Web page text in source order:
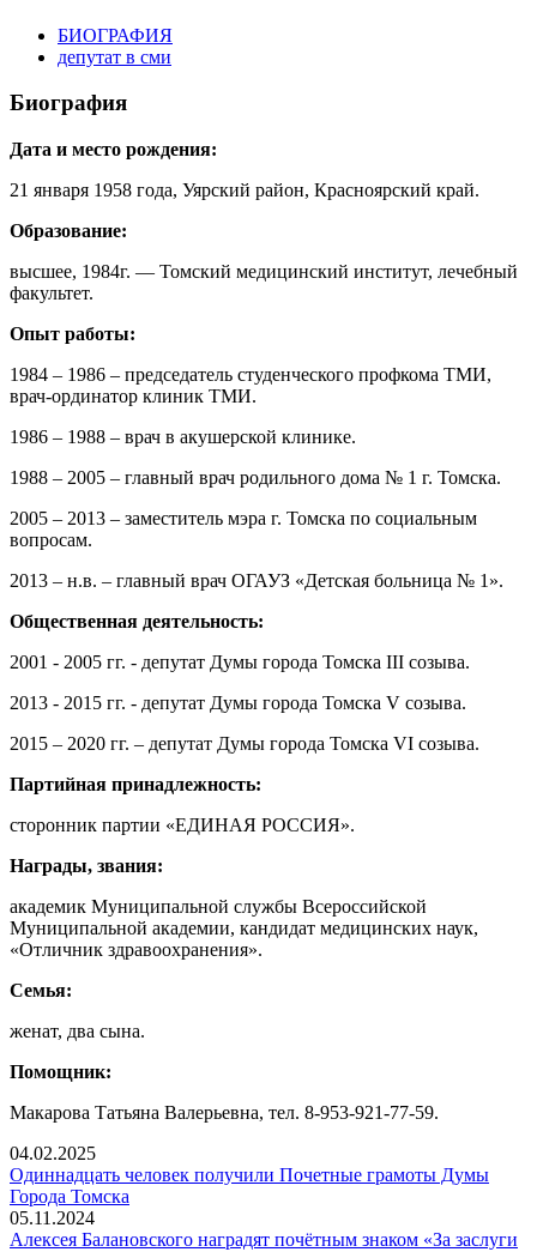
БИОГРАФИЯ
депутат в сми
Биография
Дата и место рождения:
21 января 1958 года, Уярский район, Красноярский край.
Образование:
высшее, 1984г. — Томский медицинский институт, лечебный
факультет.
Опыт работы:
1984 – 1986 – председатель студенческого профкома ТМИ,
врач-ординатор клиник ТМИ.
1986 – 1988 – врач в акушерской клинике.
1988 – 2005 – главный врач родильного дома № 1 г. Томска.
2005 – 2013 – заместитель мэра г. Томска по социальным
вопросам.
2013 – н.в. – главный врач ОГАУЗ «Детская больница № 1».
Общественная деятельность:
2001 - 2005 гг. - депутат Думы города Томска III созыва.
2013 - 2015 гг. - депутат Думы города Томска V созыва.
2015 – 2020 гг. – депутат Думы города Томска VI созыва.
Партийная принадлежность:
сторонник партии «ЕДИНАЯ РОССИЯ».
Награды, звания:
академик Муниципальной службы Всероссийской
Муниципальной академии, кандидат медицинских наук,
«Отличник здравоохранения».
Семья:
женат, два сына.
Помощник:
Макарова Татьяна Валерьевна, тел. 8-953-921-77-59.
04.02.2025
Одиннадцать человек получили Почетные грамоты Думы
Города Томска
05.11.2024
Алексея Балановского наградят почётным знаком «За заслуги